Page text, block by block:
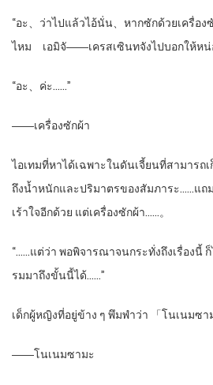
“อะ、ว่าไปแล้วไอ้นั่น、หากซักด้วยเครื่อ
ไหม เอมิจั――เครสเซินทจังไปบอกให้หน่
“อะ、ค่ะ……”
――เครื่องซักผ้า
ไอเทมที่หาได้เฉพาะในดันเจี้ยนที่สามารถ
ถึงน้ำหนักและปริมาตรของสัมภาระ……แถ
เร้าใจอีกด้วย แต่เครื่องซักผ้า……。
“……แต่ว่า พอพิจารณาจนกระทั่งถึงเรื่องนี้
รมมาถึงขั้นนี้ได้……”
เด็กผู้หญิงที่อยู่ข้าง ๆ พึมพำว่า 「โนเนมซา
――โนเนมซามะ